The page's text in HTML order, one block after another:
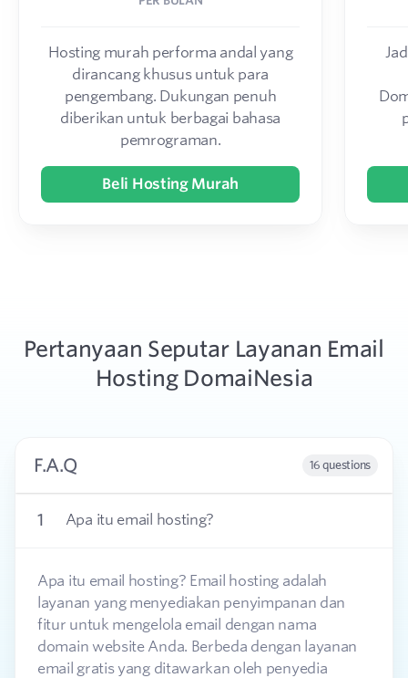
Hosting murah performa andal yang
dirancang khusus untuk para
pengembang. Dukungan penuh
diberikan untuk berbagai bahasa
pemrograman.
Beli Hosting Murah
Pertanyaan Seputar Layanan Email
Hosting DomaiNesia
F.A.Q 16 questions
1 Apa itu email hosting?
Apa itu email hosting? Email hosting adalah
layanan yang menyediakan penyimpanan dan
fitur untuk mengelola email dengan nama
domain website Anda. Berbeda dengan layanan
email gratis yang ditawarkan oleh penyedia